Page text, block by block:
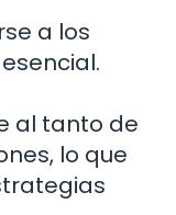
a los
al tanto de
lo que